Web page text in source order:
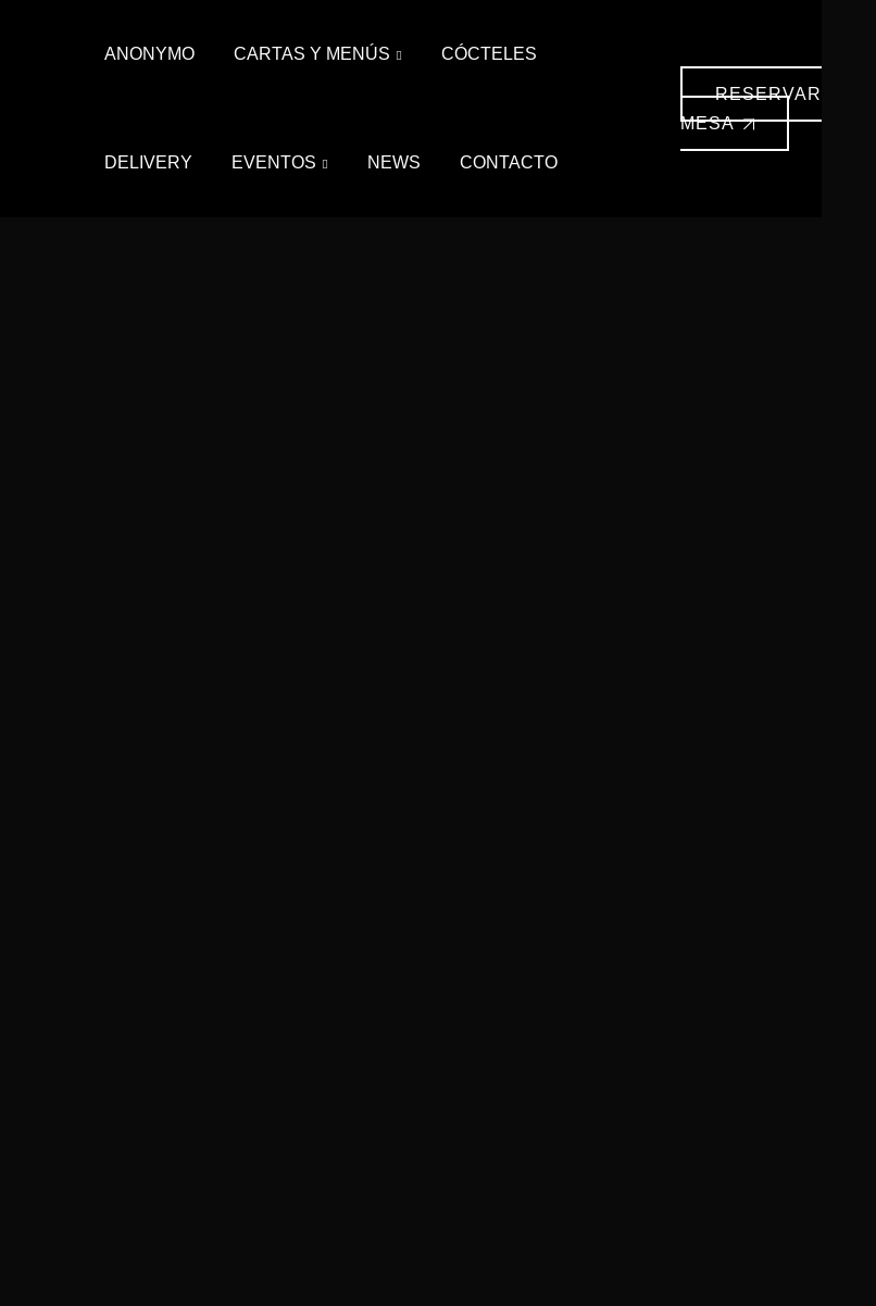
ANONYMO CARTAS Y MENÚS CÓCTELES
DELIVERY EVENTOS NEWS CONTACTO
RESERVAR
MESA